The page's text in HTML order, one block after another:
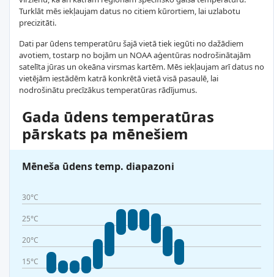
Turklāt mēs iekļaujam datus no citiem kūrortiem, lai uzlabotu
precizitāti.
Dati par ūdens temperatūru šajā vietā tiek iegūti no dažādiem
avotiem, tostarp no bojām un NOAA aģentūras nodrošinātajām
satelīta jūras un okeāna virsmas kartēm. Mēs iekļaujam arī datus no
vietējām iestādēm katrā konkrētā vietā visā pasaulē, lai
nodrošinātu precīzākus temperatūras rādījumus.
Gada ūdens temperatūras
pārskats pa mēnešiem
Mēneša ūdens temp. diapazoni
30°C
25°C
20°C
15°C